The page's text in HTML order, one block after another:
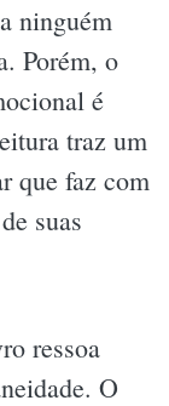
ninguém
Porém, o
é
traz um
que faz com
suas
ressoa
O